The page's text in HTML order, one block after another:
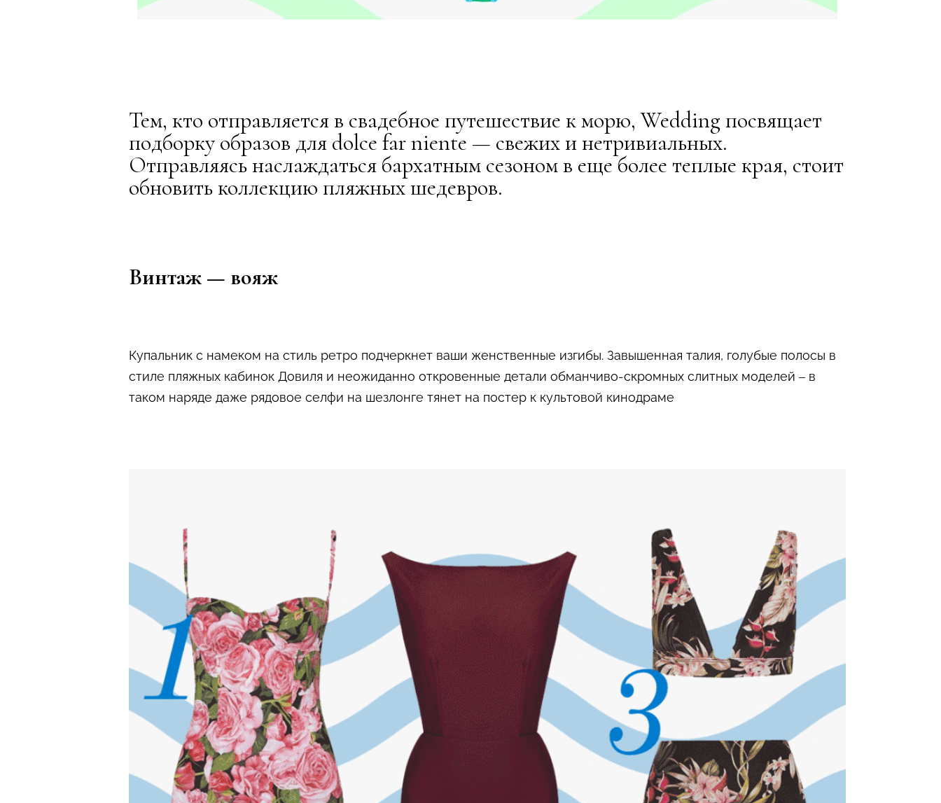
Тем, кто отправляется в свадебное путешествие к морю, Wedding посвящает
подборку образов для dolce far niente — свежих и нетривиальных.
Отправляясь наслаждаться бархатным сезоном в еще более теплые края, стоит
обновить коллекцию пляжных шедевров.
Винтаж — вояж
Купальник с намеком на стиль ретро подчеркнет ваши женственные изгибы. Завышенная талия, голубые полосы в
стиле пляжных кабинок Довиля и неожиданно откровенные детали обманчиво-скромных слитных моделей – в
таком наряде даже рядовое селфи на шезлонге тянет на постер к культовой кинодраме